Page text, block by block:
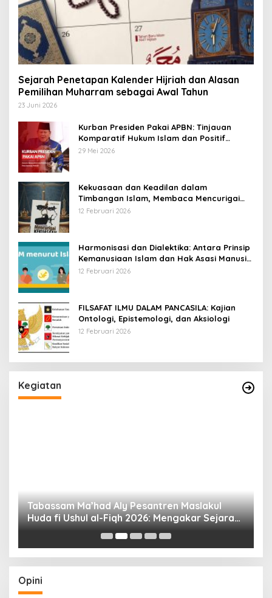
Sejarah Penetapan Kalender Hijriah dan Alasan
Pemilihan Muharram sebagai Awal Tahun
23 Juni 2026
Kurban Presiden Pakai APBN: Tinjauan
Komparatif Hukum Islam dan Positif
Negara
29 Mei 2026
Kekuasaan dan Keadilan dalam
Timbangan Islam, Membaca Mencurigai
Kekuasaan Karya Fitron Nur Iksan
12 Februari 2026
Harmonisasi dan Dialektika: Antara Prinsip
Kemanusiaan Islam dan Hak Asasi Manusia
Universal
12 Februari 2026
FILSAFAT ILMU DALAM PANCASILA: Kajian
Ontologi, Epistemologi, dan Aksiologi
12 Februari 2026
Kegiatan
Tabassam Ma’had Aly Pesantren Maslakul
Huda fi Ushul al-Fiqh 2026: Mengakar Sejarah,
Menjangkau Peradaban”
Opini